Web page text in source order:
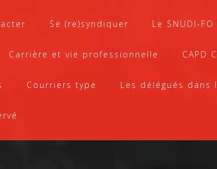
Se (re)syndiquer Le SNUDI-FO
Carrière et vie professionnelle CAPD
Courriers type Les délégués